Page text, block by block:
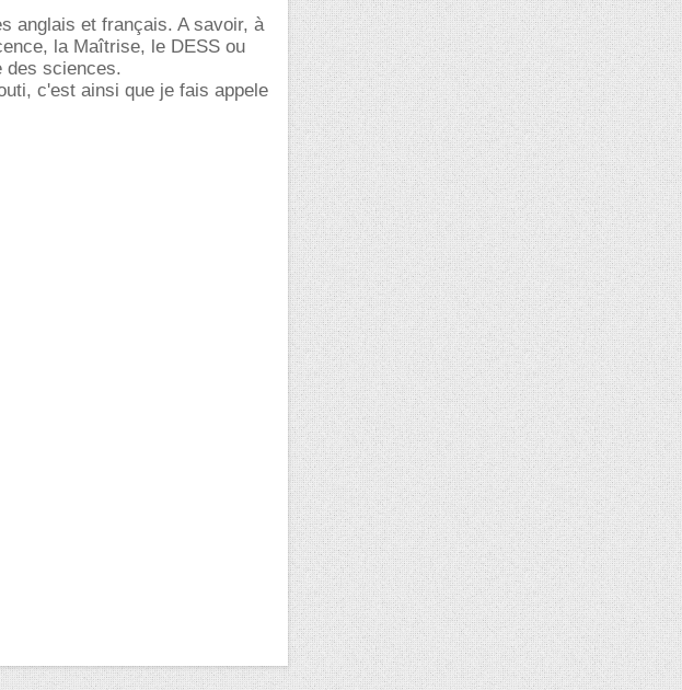
anglais et français. A savoir, à
la Maîtrise, le DESS ou
des sciences.
c'est ainsi que je fais appele